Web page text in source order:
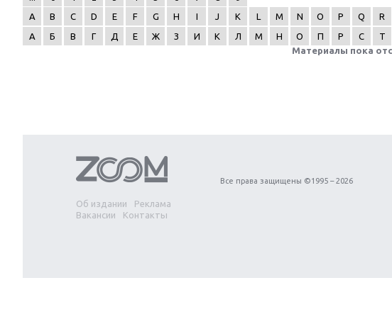
A
B C D E F G H I J K L M N O P Q R
А
Б В Г Д Е Ж З И К Л М Н О П Р С Т
Материалы пока
Об издании
Реклама
Вакансии
Контакты
Все права защищены ©1995 – 2026